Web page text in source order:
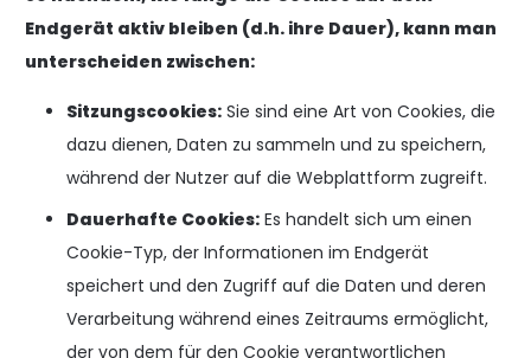
Endgerät aktiv bleiben (d.h. ihre Dauer), kann man
unterscheiden zwischen:
Sitzungscookies: Sie sind eine Art von Cookies, die
dazu dienen, Daten zu sammeln und zu speichern,
während der Nutzer auf die Webplattform zugreift.
Dauerhafte Cookies: Es handelt sich um einen
Cookie-Typ, der Informationen im Endgerät
speichert und den Zugriff auf die Daten und deren
Verarbeitung während eines Zeitraums ermöglicht,
der von dem für den Cookie verantwortlichen